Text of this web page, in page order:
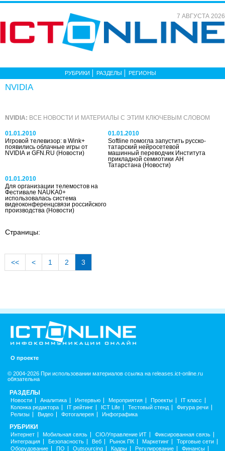
7 АВГУСТА 2026
РУБРИКИ РАЗДЕЛЫ РЕГИОНЫ
NVIDIA
NVIDIA: ВСЕ НОВОСТИ И МАТЕРИАЛЫ С ЭТИМ КЛЮЧЕВЫМ СЛОВОМ
01.01.2010
Игровой телевизор: в Wink+
появились облачные игры от
NVIDIA и GFN.RU (Новости)
01.01.2010
Softline помогла запустить русско-
татарский нейросетевой
машинный переводчик Института
прикладной семиотики АН
Татарстана(Новости)
01.01.2010
Для организации телемостов на
Фестивале NAUKA0+
использовалась система
видеоконференцсвязи российского
производства (Новости)
Страницы:
<< < 1 2 3
О проекте
© 2004-2026 При использовании материалов ссылка на releases.ict-online.ru
обязательна
РАЗДЕЛЫ
Новости Аналитика Интервью Мероприятия Проекты
IT класс
Колонка редактора
IT рейтинг ICT Life Тестовый стенд
Фигура речи
Релизы
Видео Фотогалерея Инфографика
РУБРИКИ
Интернет Мобильная связь CIO/Управление ИТ
Фиксированная связь
Интеграция
Безопасность Веб Рынок ПК Маркетинг
Торговые сети
Оборудование
ПО Outsourcing Кадры Регулирование Финансы